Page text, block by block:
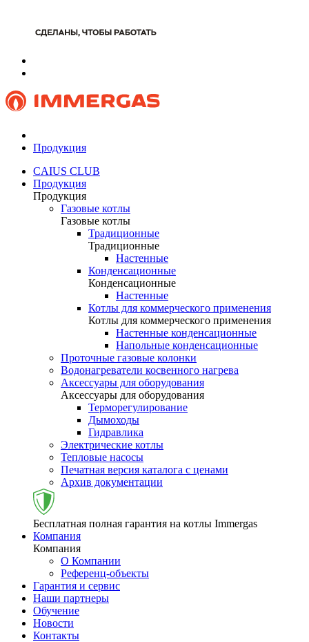
Продукция
CAIUS CLUB
Продукция
Продукция
Газовые котлы
Газовые котлы
Традиционные
Традиционные
Настенные
Конденсационные
Конденсационные
Настенные
Котлы для коммерческого применения
Котлы для коммерческого применения
Настенные конденсационные
Напольные конденсационные
Проточные газовые колонки
Водонагреватели косвенного нагрева
Аксессуары для оборудования
Аксессуары для оборудования
Терморегулирование
Дымоходы
Гидравлика
Электрические котлы
Тепловые насосы
Печатная версия каталога с ценами
Архив документации
Бесплатная полная гарантия на котлы Immergas
Компания
Компания
О Компании
Референц-объекты
Гарантия и сервис
Наши партнеры
Обучение
Новости
Контакты